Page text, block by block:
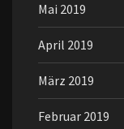
Mai 2019
April 2019
März 2019
Februar 2019